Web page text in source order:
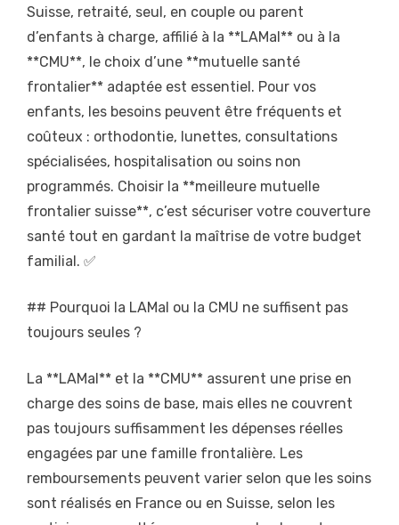
Suisse, retraité, seul, en couple ou parent
d’enfants à charge, affilié à la **LAMal** ou à la
**CMU**, le choix d’une **mutuelle santé
frontalier** adaptée est essentiel. Pour vos
enfants, les besoins peuvent être fréquents et
coûteux : orthodontie, lunettes, consultations
spécialisées, hospitalisation ou soins non
programmés. Choisir la **meilleure mutuelle
frontalier suisse**, c’est sécuriser votre couverture
santé tout en gardant la maîtrise de votre budget
familial. ✅
## Pourquoi la LAMal ou la CMU ne suffisent pas
toujours seules ?
La **LAMal** et la **CMU** assurent une prise en
charge des soins de base, mais elles ne couvrent
pas toujours suffisamment les dépenses réelles
engagées par une famille frontalière. Les
remboursements peuvent varier selon que les soins
sont réalisés en France ou en Suisse, selon les